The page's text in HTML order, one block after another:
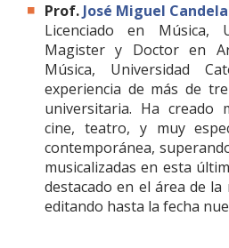
Prof. José Miguel Candela
Licenciado en Música,
Magister y Doctor en
Música, Universidad
experiencia de más de
universitaria. Ha creado
cine, teatro, y muy
contemporánea,
musicalizadas en esta
destacado en el área de la
editando hasta la fecha